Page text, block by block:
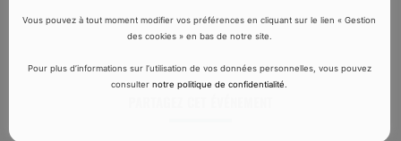
Vous pouvez à tout moment modifier vos préférences en cliquant sur le lien « Gestion
des cookies » en bas de notre site.
Pour plus d’informations sur l’utilisation de vos données personnelles, vous pouvez
consulternotre politique de confidentialité.